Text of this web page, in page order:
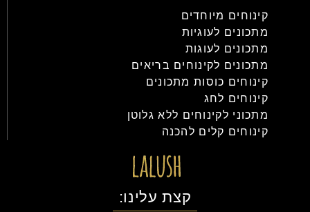
קינוחים מיוחדים
מתכונים לעוגיות
מתכונים לעוגות
מתכונים לקינוחים בריאים
קינוחים כוסות מתכונים
קינוחים לחג
מתכוני לקינוחים ללא גלוטן
קינוחים קלים להכנה
קצת עלינו: